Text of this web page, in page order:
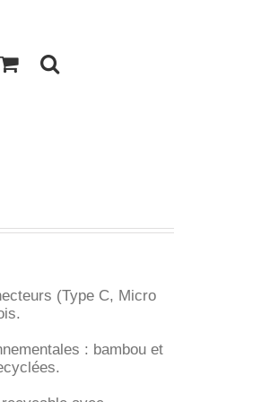
(Type C, Micro
: bambou et